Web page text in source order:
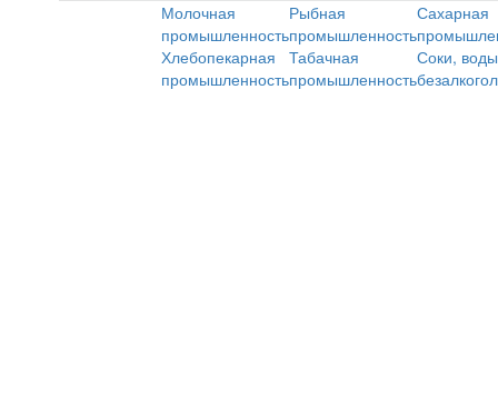
Молочная
промышленность
Рыбная
промышленность
Сахарная
Хлебопекарная
промышленность
Табачная
промышленность
Соки,